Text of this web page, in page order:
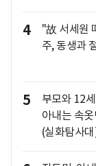
4
"故 서세원
주, 동생과
5
부모와 12
아내는 속
(실화탐사